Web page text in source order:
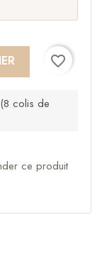
favorite_border
(8 colis de
ce produit